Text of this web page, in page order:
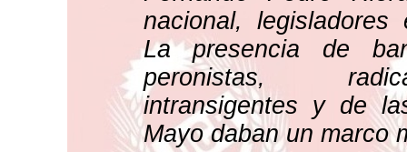
nacional,
La presencia de
peronistas,
intransigentes y de
Mayo daban un marco